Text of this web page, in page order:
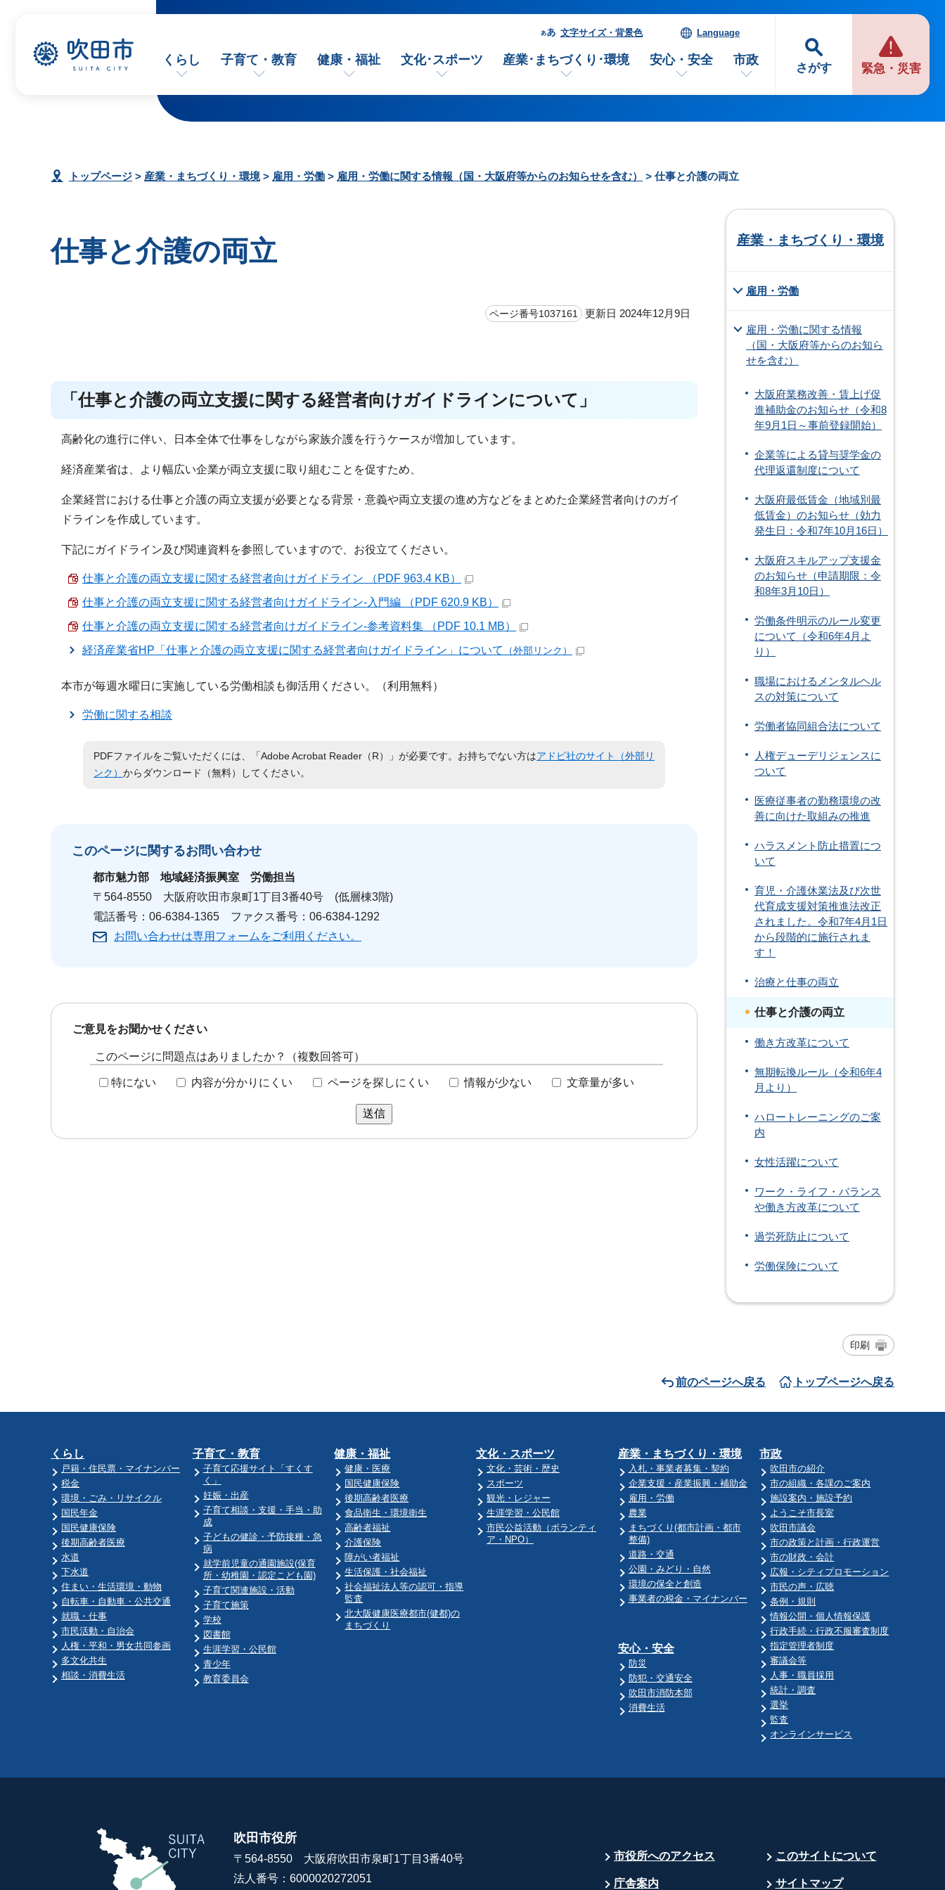
さがす 緊急・災害
文字サイズ・背景色 Language
くらし 子育て・教育 健康・福祉 文化･スポーツ 産業･まちづくり･環境 安心・安全 市政
トップページ > 産業・まちづくり・環境> 雇用・労働 > 雇用・労働に関する情報（国・大阪府等からのお知らせを含む） > 仕事と介護の両立
仕事と介護の両立
ページ番号1037161 更新日 2024年12月9日
「仕事と介護の両立支援に関する経営者向けガイドラインについて」
高齢化の進行に伴い、日本全体で仕事をしながら家族介護を行うケースが増加しています。
経済産業省は、より幅広い企業が両立支援に取り組むことを促すため、
企業経営における仕事と介護の両立支援が必要となる背景・意義や両立支援の進め方などをまとめた企業経営者向けのガイ
ドラインを作成しています。
下記にガイドライン及び関連資料を参照していますので、お役立てください。
仕事と介護の両立支援に関する経営者向けガイドライン （PDF 963.4 KB）
仕事と介護の両立支援に関する経営者向けガイドライン-入門編 （PDF 620.9 KB）
仕事と介護の両立支援に関する経営者向けガイドライン-参考資料集 （PDF 10.1 MB）
経済産業省HP「仕事と介護の両立支援に関する経営者向けガイドライン」について
（外部リンク）
本市が毎週水曜日に実施している労働相談も御活用ください。（利用無料）
労働に関する相談
PDFファイルをご覧いただくには、「Adobe Acrobat Reader（R）」が必要です。お持ちでない方はアドビ社のサイト（外部リ
ンク） からダウンロード（無料）してください。
このページに関するお問い合わせ
都市魅力部 地域経済振興室 労働担当
〒564-8550 大阪府吹田市泉町1丁目3番40号 (低層棟3階)
電話番号：06-6384-1365 ファクス番号：06-6384-1292
お問い合わせは専用フォームをご利用ください。
ご意見をお聞かせください
このページに問題点はありましたか？（複数回答可）
特にない 内容が分かりにくい ページを探しにくい 情報が少ない 文章量が多い
送信
産業・まちづくり・環境
雇用・労働
雇用・労働に関する情報
（国・大阪府等からのお知ら
せを含む）
大阪府業務改善・賃上げ促
進補助金のお知らせ（令和8
年9月1日～事前登録開始）
企業等による貸与奨学金の
代理返還制度について
大阪府最低賃金（地域別最
低賃金）のお知らせ（効力
発生日：令和7年10月16日）
大阪府スキルアップ支援金
のお知らせ（申請期限：令
和8年3月10日）
労働条件明示のルール変更
について（令和6年4月よ
り）
職場におけるメンタルヘル
スの対策について
労働者協同組合法について
人権デューデリジェンスに
ついて
医療従事者の勤務環境の改
善に向けた取組みの推進
ハラスメント防止措置につ
いて
育児・介護休業法及び次世
代育成支援対策推進法改正
されました。令和7年4月1日
から段階的に施行されま
す！
治療と仕事の両立
仕事と介護の両立
働き方改革について
無期転換ルール（令和6年4
月より）
ハロートレーニングのご案
内
女性活躍について
ワーク・ライフ・バランス
や働き方改革について
過労死防止について
労働保険について
印刷
前のページへ戻る トップページへ戻る
くらし
戸籍・住民票・マイナンバー
税金
環境・ごみ・リサイクル
国民年金
国民健康保険
後期高齢者医療
水道
下水道
住まい・生活環境・動物
自転車・自動車・公共交通
就職・仕事
市民活動・自治会
人権・平和・男女共同参画
多文化共生
相談・消費生活
子育て・教育
子育て応援サイト「すくす
く」
妊娠・出産
子育て相談・支援・手当・助
成
子どもの健診・予防接種・急
病
就学前児童の通園施設(保育
所・幼稚園・認定こども園)
子育て関連施設・活動
子育て施策
学校
図書館
生涯学習・公民館
青少年
教育委員会
健康・福祉
健康・医療
国民健康保険
後期高齢者医療
食品衛生・環境衛生
高齢者福祉
介護保険
障がい者福祉
生活保護・社会福祉
社会福祉法人等の認可・指導
監査
北大阪健康医療都市(健都)の
まちづくり
文化・スポーツ
文化・芸術・歴史
スポーツ
観光・レジャー
生涯学習・公民館
市民公益活動（ボランティ
ア・NPO）
産業・まちづくり・環境
入札・事業者募集・契約
企業支援・産業振興・補助金
雇用・労働
農業
まちづくり(都市計画・都市
整備)
道路・交通
公園・みどり・自然
環境の保全と創造
事業者の税金・マイナンバー
安心・安全
防災
防犯・交通安全
吹田市消防本部
消費生活
市政
吹田市の紹介
市の組織・各課のご案内
施設案内・施設予約
ようこそ市長室
吹田市議会
市の政策と計画・行政運営
市の財政・会計
広報・シティプロモーション
市民の声・広聴
条例・規則
情報公開・個人情報保護
行政手続・行政不服審査制度
指定管理者制度
審議会等
人事・職員採用
統計・調査
選挙
監査
オンラインサービス
吹田市役所
〒564-8550 大阪府吹田市泉町1丁目3番40号
法人番号：6000020272051
市役所へのアクセス このサイトについて
庁舎案内 サイトマップ